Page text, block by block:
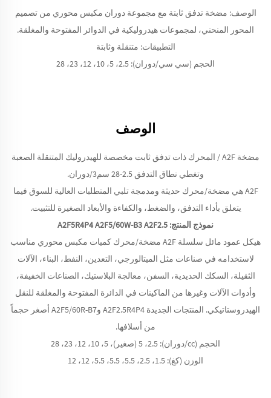
الوصف: مضخة تدفق ثابتة مع مجموعة دوران مكبس محوري من تصميم
المحور المنحني، لمجموعات هيدروليكية في الدوائر المفتوحة والمغلقة.
التطبيقات: متنقلة وثابتة
الحجم (سي سي/دوران): 2.5، 5، 10، 12، 23، 28
الوصف
مضخة A2F / المحرك ذات تدفق ثابت مخصصة للهيدروليك المتنقلة الصعبة
وتغطي نطاق التدفق 2.5-28 سم3/دوران.
A2F هي مضخة/محرك حديثة ومدمجة تلبي المتطلبات العالية للسوق فيما
يتعلق بأداء التدفق، والضغط، والكفاءة والأبعاد الصغيرة للتثبيت.
نموذج المنتج: A2F5R4P4 A2F5/60W-B3 A2F2.5
هيكل عمود مائل سلسلة A2F مضخة/محرك كميات مكبس محوري مناسب
لاستخدامه في صناعات مثل الميتالورجي، التعدين، النفط، البناء، الآلات
الثقيلة، السكك الحديدية، السفن، معالجة البلاستيك، الصناعات الخفيفة،
وأدوات الآلات وغيرها من الماكينات في الدائرة المفتوحة والمغلقة للنقل
الهيدروستاتيكي. المنتجات الجديدة A2F2.5R4P4 وA2F5/60R-B7 أصغر حجماً
من أسلافها.
الحجم (cc/دوران): 2.5، 5 (صغير)، 5، 10، 12، 23، 28
الوزن (كغ): 1.5، 2.5، 5.5، 5.5، 5.5، 12، 12